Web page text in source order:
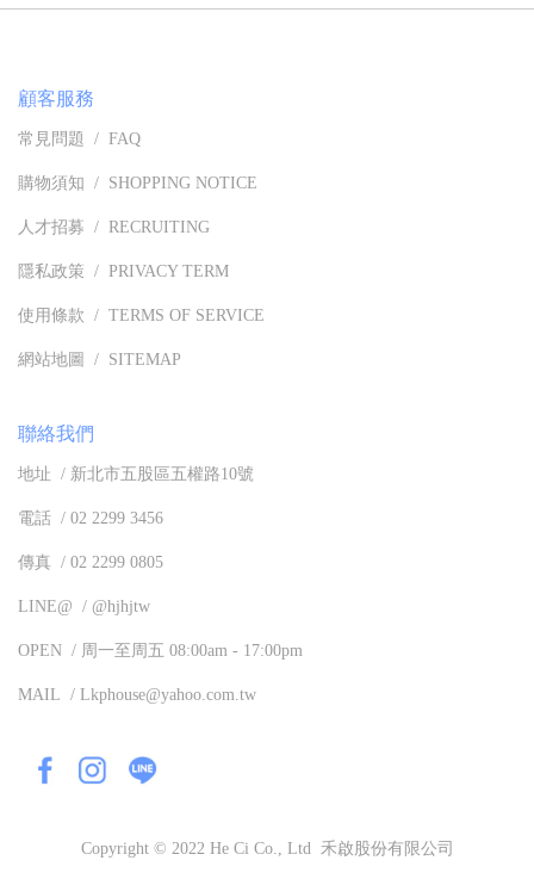
顧客服務
常見問題 / FAQ
購物須知 / SHOPPING NOTICE
人才招募 / RECRUITING
隱私政策 / PRIVACY TERM
使用條款 / TERMS OF SERVICE
網站地圖 / SITEMAP
聯絡我們
地址 / 新北市五股區五權路10號
電話 / 02 2299 3456
傳真 / 02 2299 0805
LINE@ / @hjhjtw
OPEN / 周一至周五 08:00am - 17:00pm
MAIL / Lkphouse@yahoo.com.tw
Copyright © 2022 He Ci Co., Ltd 禾啟股份有限公司